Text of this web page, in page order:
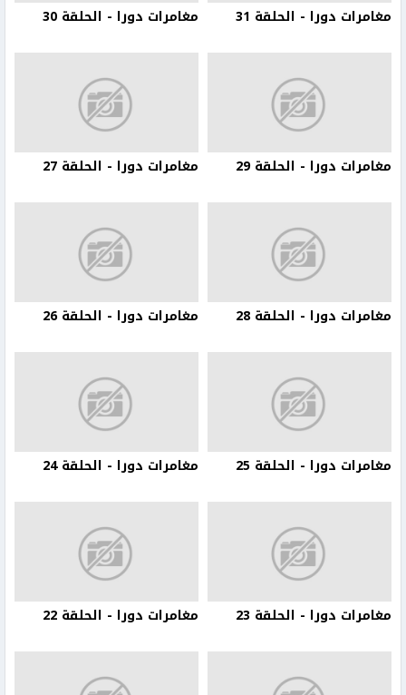
مغامرات دورا - الحلقة 31 مغامرات دورا - الحلقة 30
مغامرات دورا - الحلقة 29 مغامرات دورا - الحلقة 27
مغامرات دورا - الحلقة 28 مغامرات دورا - الحلقة 26
مغامرات دورا - الحلقة 25 مغامرات دورا - الحلقة 24
مغامرات دورا - الحلقة 23 مغامرات دورا - الحلقة 22